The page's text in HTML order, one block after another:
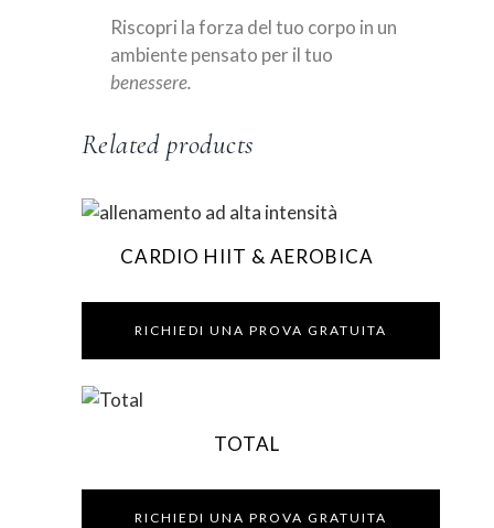
Riscopri la forza del tuo corpo in un
ambiente pensato per il tuo
benessere.
Related products
prodotto
ha
varianti.
Le
opzioni
scelte
CARDIO HIIT & AEROBICA
RICHIEDI UNA PROVA GRATUITA
ha
TOTAL
RICHIEDI UNA PROVA GRATUITA